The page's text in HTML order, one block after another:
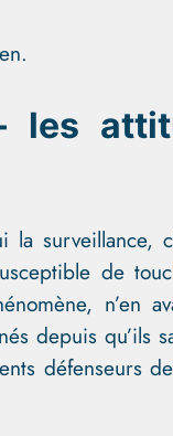
les
surveillance,
de
n’en
depuis qu’ils
défenseurs